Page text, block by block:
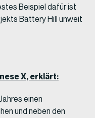
Beispiel dafür ist
Battery Hill unweit
X, erklärt:
einen
und neben den